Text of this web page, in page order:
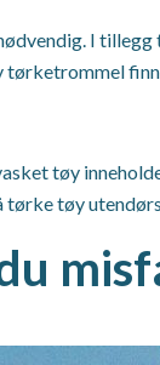
I
tøy
tørke tøy